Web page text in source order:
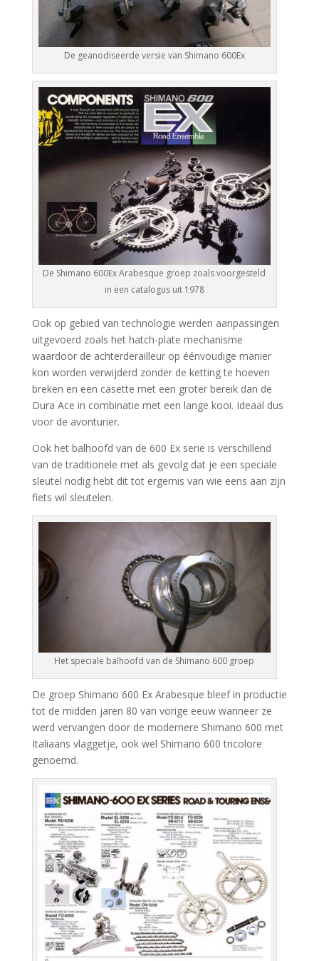
De geanodiseerde versie van Shimano 600Ex
De Shimano 600Ex Arabesque groep zoals voorgesteld
in een catalogus uit 1978
Ook op gebied van technologie werden aanpassingen
uitgevoerd zoals het hatch-plate mechanisme
waardoor de achterderailleur op éénvoudige manier
kon worden verwijderd zonder de ketting te hoeven
breken en een casette met een groter bereik dan de
Dura Ace in combinatie met een lange kooi. Ideaal dus
voor de avonturier.
Ook het balhoofd van de 600 Ex serie is verschillend
van de traditionele met als gevolg dat je een speciale
sleutel nodig hebt dit tot ergernis van wie eens aan zijn
fiets wil sleutelen.
Het speciale balhoofd van de Shimano 600 groep
De groep Shimano 600 Ex Arabesque bleef in productie
tot de midden jaren 80 van vorige eeuw wanneer ze
werd vervangen door de modernere Shimano 600 met
Italiaans vlaggetje, ook wel Shimano 600 tricolore
genoemd.